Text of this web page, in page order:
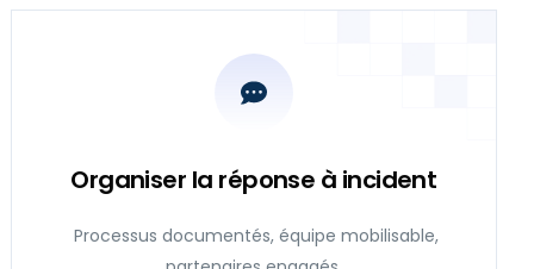
Organiser la réponse à incident
Processus documentés, équipe mobilisable,